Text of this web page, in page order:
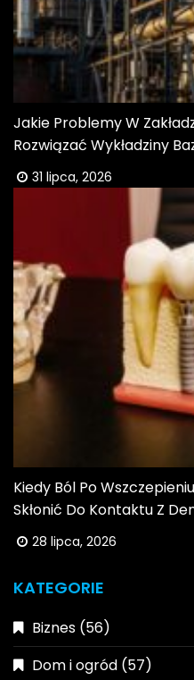
Jakie Problemy W
Rozwiązać Wykładziny
31 lipca, 2026
Kiedy Ból Po
Skłonić Do Kontaktu Z
28 lipca, 2026
KATEGORIE
Biznes (56)
Dom i ogród (57)